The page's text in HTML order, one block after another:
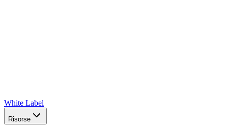
White Label
Risorse